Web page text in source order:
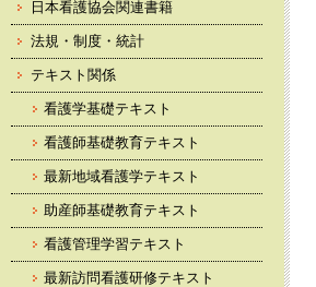
日本看護協会関連書籍
法規・制度・統計
テキスト関係
看護学基礎テキスト
看護師基礎教育テキスト
最新地域看護学テキスト
助産師基礎教育テキスト
看護管理学習テキスト
最新訪問看護研修テキスト